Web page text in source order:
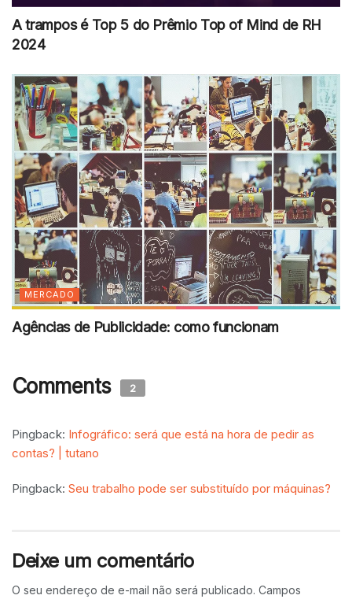
A trampos é Top 5 do Prêmio Top of Mind de RH
2024
MERCADO
Agências de Publicidade: como funcionam
Comments 2
Pingback: Infográfico: será que está na hora de pedir as
contas? | tutano
Pingback: Seu trabalho pode ser substituído por máquinas?
Deixe um comentário
O seu endereço de e-mail não será publicado. Campos